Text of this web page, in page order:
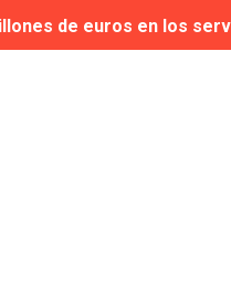
de euros en los